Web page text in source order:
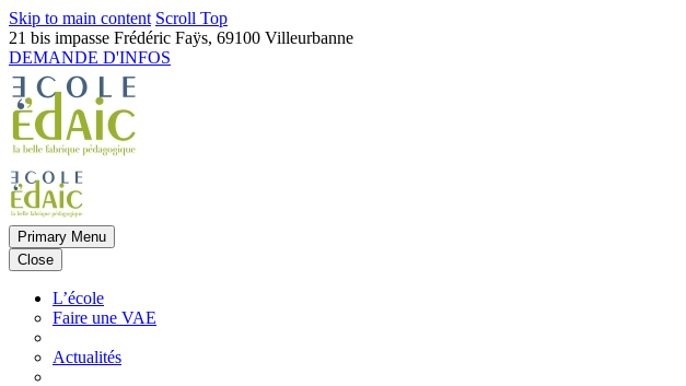
Skip to main content Scroll Top
21 bis impasse Frédéric Faÿs, 69100 Villeurbanne
DEMANDE D'INFOS
Primary Menu
Close
L’école
Faire une VAE
Actualités